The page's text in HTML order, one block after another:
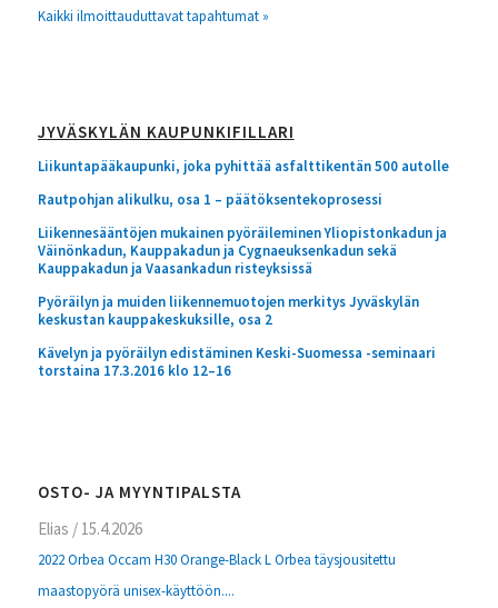
Kaikki ilmoittauduttavat tapahtumat »
JYVÄSKYLÄN KAUPUNKIFILLARI
Liikuntapääkaupunki, joka pyhittää asfalttikentän 500 autolle
Rautpohjan alikulku, osa 1 – päätöksentekoprosessi
Liikennesääntöjen mukainen pyöräileminen Yliopistonkadun ja
Väinönkadun, Kauppakadun ja Cygnaeuksenkadun sekä
Kauppakadun ja Vaasankadun risteyksissä
Pyöräilyn ja muiden liikennemuotojen merkitys Jyväskylän
keskustan kauppakeskuksille, osa 2
Kävelyn ja pyöräilyn edistäminen Keski-Suomessa -seminaari
torstaina 17.3.2016 klo 12–16
OSTO- JA MYYNTIPALSTA
Elias / 15.4.2026
2022 Orbea Occam H30 Orange-Black L Orbea täysjousitettu
maastopyörä unisex-käyttöön....